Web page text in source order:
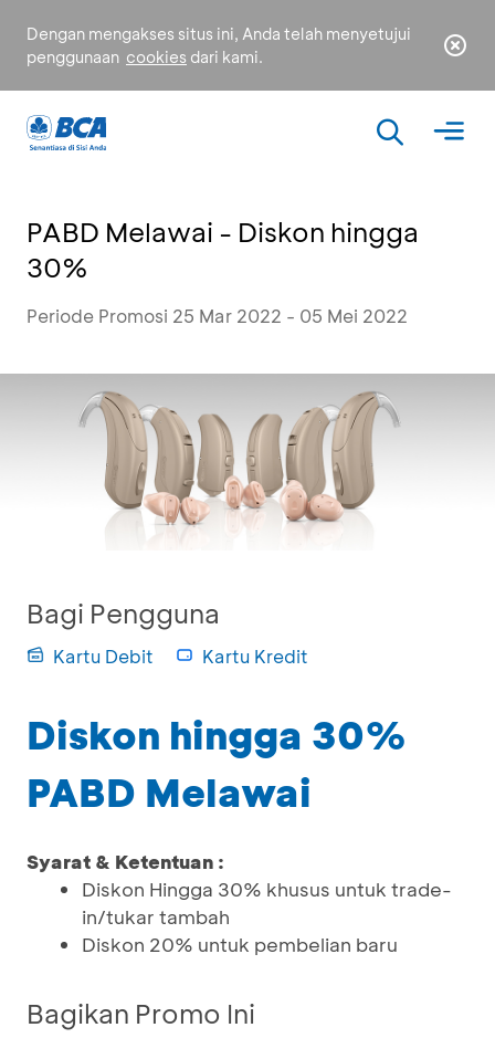
Dengan mengakses situs ini, Anda telah menyetujui
penggunaan cookies dari kami.
PABD Melawai - Diskon hingga
30%
Periode Promosi 25 Mar 2022 - 05 Mei 2022
Bagi Pengguna
Kartu Debit Kartu Kredit
Diskon hingga 30%
PABD Melawai
Syarat & Ketentuan :
Diskon Hingga 30% khusus untuk trade-
in/tukar tambah
Diskon 20% untuk pembelian baru
Bagikan Promo Ini